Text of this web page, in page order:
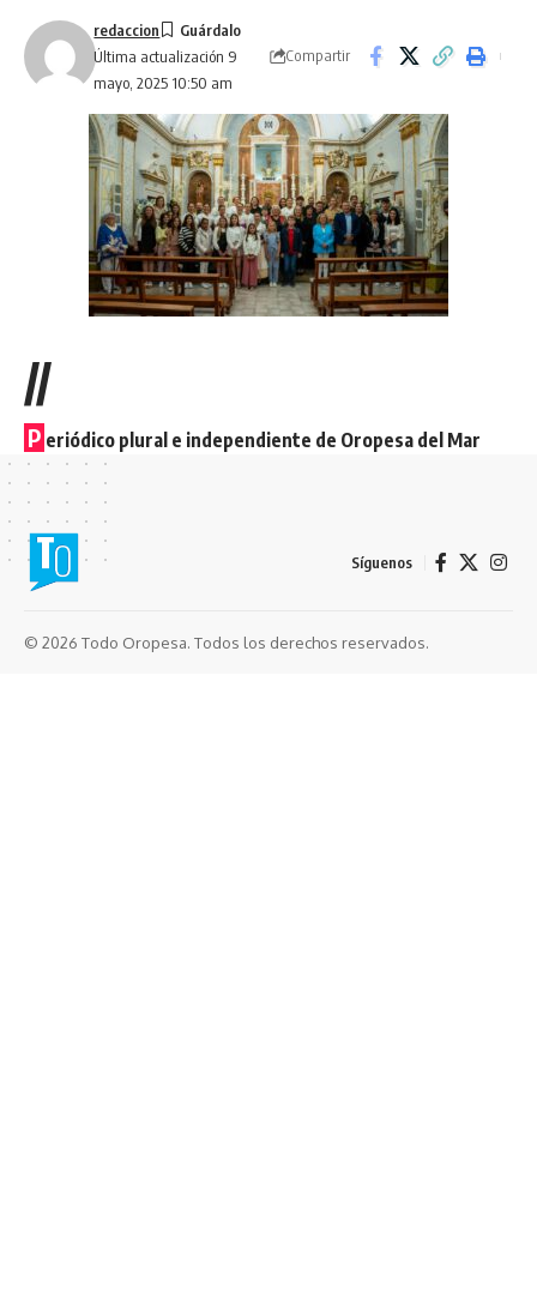
Última actualización 9
mayo, 2025 10:50 am
redaccion
Compartir
//
P eriódico plural e independiente de Oropesa del Mar
Síguenos
© 2026 Todo Oropesa. Todos los derechos reservados.